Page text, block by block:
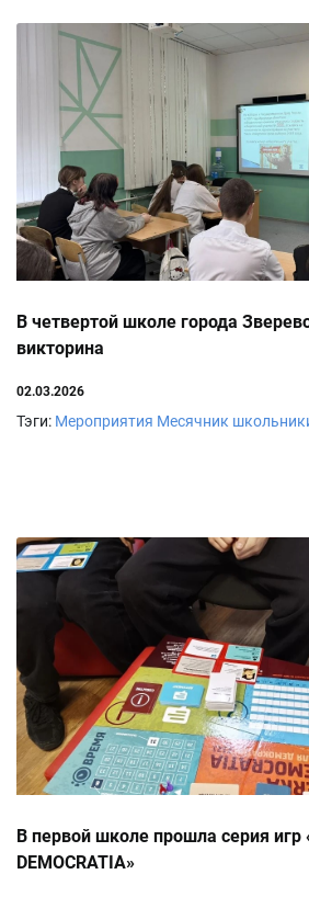
В четвертой школе города
викторина
02.03.2026
Тэги: Мероприятия Месячник
В первой школе прошла серия игр
DEMOCRATIA»